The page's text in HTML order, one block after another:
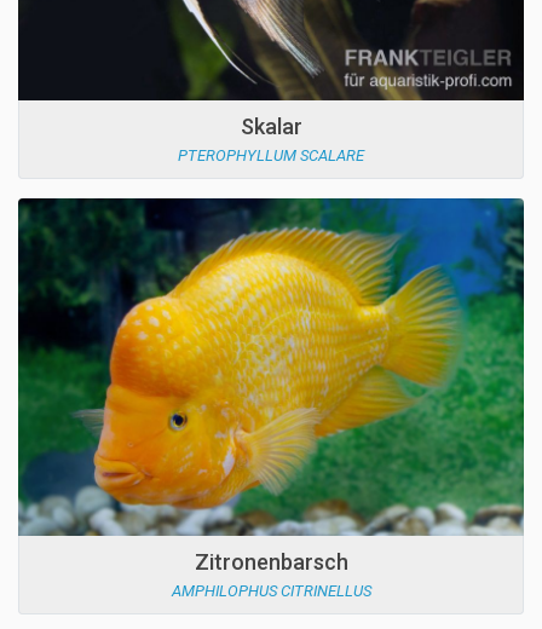
Skalar
PTEROPHYLLUM SCALARE
Zitronenbarsch
AMPHILOPHUS CITRINELLUS